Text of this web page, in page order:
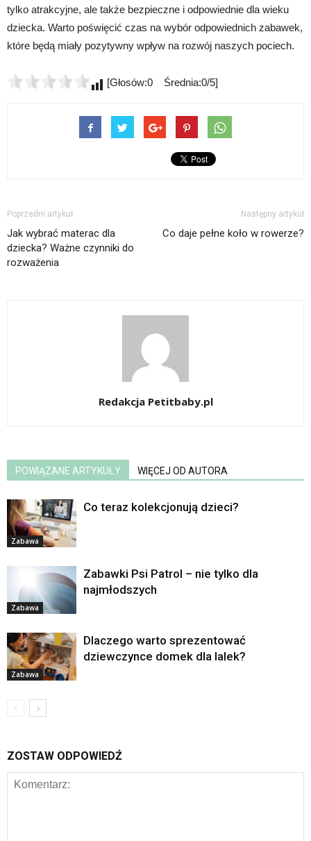
tylko atrakcyjne, ale także bezpieczne i odpowiednie dla wieku
dziecka. Warto poświęcić czas na wybór odpowiednich zabawek,
które będą miały pozytywny wpływ na rozwój naszych pociech.
[Głosów:0 Średnia:0/5]
Poprzedni artykuł
Jak wybrać materac dla
dziecka? Ważne czynniki do
rozważenia
Następny artykuł
Co daje pełne koło w rowerze?
Redakcja Petitbaby.pl
POWIĄZANE ARTYKUŁY WIĘCEJ OD AUTORA
Zabawa
Co teraz kolekcjonują dzieci?
Zabawa
Zabawki Psi Patrol – nie tylko dla
najmłodszych
Zabawa
Dlaczego warto sprezentować
dziewczynce domek dla lalek?
ZOSTAW ODPOWIEDŹ